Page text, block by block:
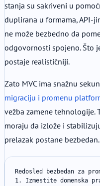
stanja su sakriveni u
duplirana u formama, API-
ne može bezbedno da
odgovornosti spojeno. Što
postaje realističniji.
Zato MVC ima snažnu
migraciju i promenu
vežba zamene tehnologije.
moraju da izlože i
prelazak postane bezbedan.
Redosled bezbedan za
1. Izmestite domenska